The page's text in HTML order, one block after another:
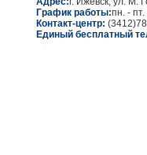
График работы:пн. -
Контакт-центр:
Единый бесплатный